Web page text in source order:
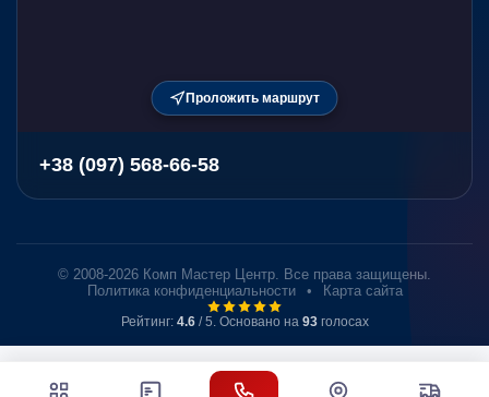
Проложить маршрут
+38 (097) 568-66-58
© 2008-2026 Комп Мастер Центр. Все права защищены.
Политика конфиденциальности
• Карта сайта
Рейтинг: 4.6/ 5. Основано на 93голосах